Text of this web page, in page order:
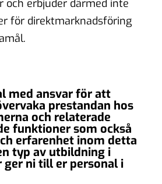
och erbjuder därmed inte
för direktmarknadsföring
med ansvar för att
prestandan hos
och relaterade
funktioner som också
erfarenhet inom detta
typ av utbildning i
ni till er personal i